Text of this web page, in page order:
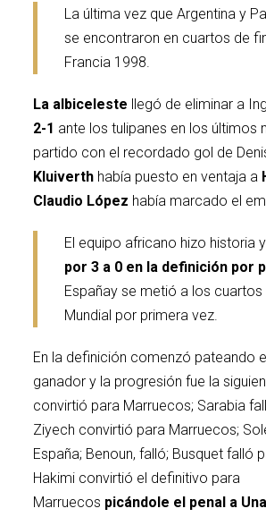
La última vez que Argentina y
se encontraron en cuartos de
Francia 1998.
La albiceleste llegó de eliminar a
2-1 ante los tulipanes en los últimos
partido con el recordado gol de
Kluiverth había puesto en ventaja a
Claudio López había marcado el
El equipo africano hizo historia y
por 3 a 0 en la definición por
Españay se metió a los cuartos
Mundial por primera vez.
En la definición comenzó pateando
ganador y la progresión fue la
convirtió para Marruecos; Sarabia
Ziyech convirtió para Marruecos;
España; Benoun, falló; Busquet falló
Hakimi convirtió el definitivo para
Marruecos picándole el penal a